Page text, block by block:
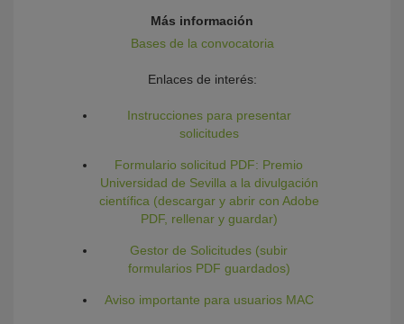
Más información
Bases de la convocatoria
Enlaces de interés:
Instrucciones para presentar
solicitudes
Formulario solicitud PDF: Premio
Universidad de Sevilla a la divulgación
científica (descargar y abrir con Adobe
PDF, rellenar y guardar)
Gestor de Solicitudes (subir
formularios PDF guardados)
Aviso importante para usuarios MAC